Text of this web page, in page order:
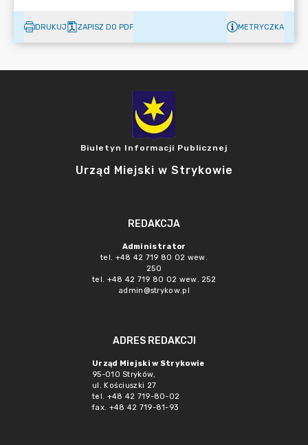
DRUKUJ ZAPISZ DO PDF METRYCZKA
Biuletyn Informacji Publicznej
Urząd Miejski w Strykowie
REDAKCJA
Administrator
tel. +48 42 719 80 02 wew.
250
tel. +48 42 719 80 02 wew. 252
admin@strykow.pl
ADRES REDAKCJI
Urząd Miejski w Strykowie
95-010 Stryków,
ul. Kościuszki 27
tel. +48 42 719-80-02
fax. +48 42 719-81-93